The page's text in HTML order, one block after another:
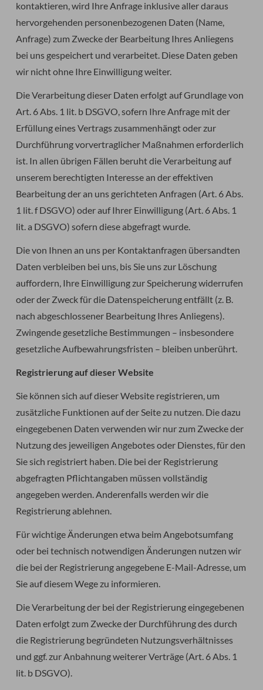
kontaktieren, wird Ihre Anfrage inklusive aller daraus
hervorgehenden personenbezogenen Daten (Name,
Anfrage) zum Zwecke der Bearbeitung Ihres Anliegens
bei uns gespeichert und verarbeitet. Diese Daten geben
wir nicht ohne Ihre Einwilligung weiter.
Die Verarbeitung dieser Daten erfolgt auf Grundlage von
Art. 6 Abs. 1 lit. b DSGVO, sofern Ihre Anfrage mit der
Erfüllung eines Vertrags zusammenhängt oder zur
Durchführung vorvertraglicher Maßnahmen erforderlich
ist. In allen übrigen Fällen beruht die Verarbeitung auf
unserem berechtigten Interesse an der effektiven
Bearbeitung der an uns gerichteten Anfragen (Art. 6 Abs.
1 lit. f DSGVO) oder auf Ihrer Einwilligung (Art. 6 Abs. 1
lit. a DSGVO) sofern diese abgefragt wurde.
Die von Ihnen an uns per Kontaktanfragen übersandten
Daten verbleiben bei uns, bis Sie uns zur Löschung
auffordern, Ihre Einwilligung zur Speicherung widerrufen
oder der Zweck für die Datenspeicherung entfällt (z. B.
nach abgeschlossener Bearbeitung Ihres Anliegens).
Zwingende gesetzliche Bestimmungen – insbesondere
gesetzliche Aufbewahrungsfristen – bleiben unberührt.
Registrierung auf dieser Website
Sie können sich auf dieser Website registrieren, um
zusätzliche Funktionen auf der Seite zu nutzen. Die dazu
eingegebenen Daten verwenden wir nur zum Zwecke der
Nutzung des jeweiligen Angebotes oder Dienstes, für den
Sie sich registriert haben. Die bei der Registrierung
abgefragten Pflichtangaben müssen vollständig
angegeben werden. Anderenfalls werden wir die
Registrierung ablehnen.
Für wichtige Änderungen etwa beim Angebotsumfang
oder bei technisch notwendigen Änderungen nutzen wir
die bei der Registrierung angegebene E-Mail-Adresse, um
Sie auf diesem Wege zu informieren.
Die Verarbeitung der bei der Registrierung eingegebenen
Daten erfolgt zum Zwecke der Durchführung des durch
die Registrierung begründeten Nutzungsverhältnisses
und ggf. zur Anbahnung weiterer Verträge (Art. 6 Abs. 1
lit. b DSGVO).